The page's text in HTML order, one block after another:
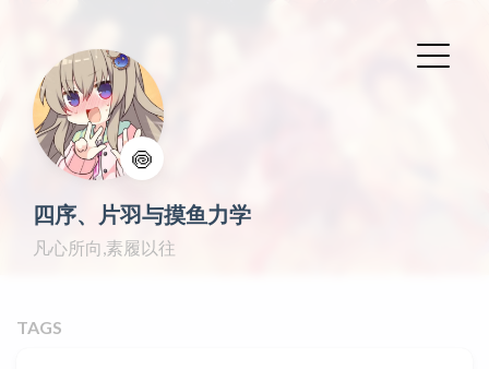
🍥
四序、片羽与摸鱼力学
凡心所向,素履以往
TAGS